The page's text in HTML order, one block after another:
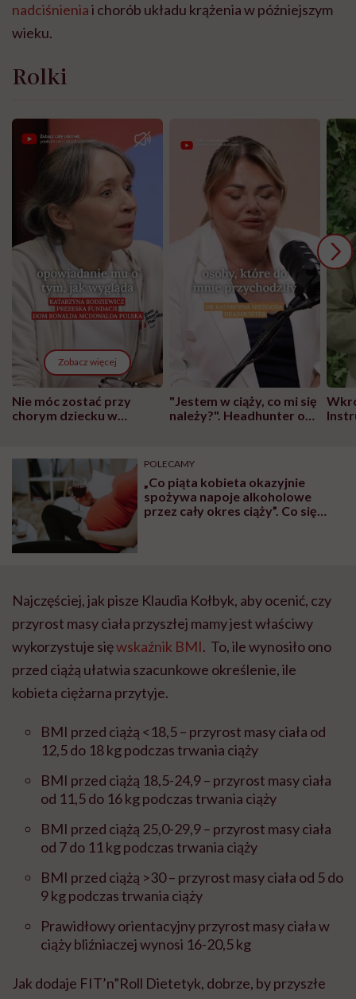
nadciśnieniai chorób układu krążenia w późniejszym
wieku.
Rolki
Zobacz więcej
Nie móc zostać przy
chorym dziecku w
może chyba tylko
głupota i brak
wyobraźni"
"Jestem w ciąży, co mi się
należy?". Headhunter o
pracy
POLECAMY
„Co piąta kobieta okazyjnie
spożywa napoje alkoholowe
przez cały okres ciąży”. Co się
Najczęściej, jak pisze Klaudia Kołbyk, aby ocenić, czy
przyrost masy ciała przyszłej mamy jest właściwy
wykorzystuje sięwskaźnik BMI. To, ile wynosiło ono
przed ciążą ułatwia szacunkowe określenie, ile
kobieta ciężarna przytyje.
BMI przed ciążą <18,5 – przyrost masy ciała od
12,5 do 18 kg podczas trwania ciąży
BMI przed ciążą 18,5-24,9 – przyrost masy ciała
od 11,5 do 16 kg podczas trwania ciąży
BMI przed ciążą 25,0-29,9 – przyrost masy ciała
od 7 do 11 kg podczas trwania ciąży
BMI przed ciążą >30 – przyrost masy ciała od 5 do
9 kg podczas trwania ciąży
Prawidłowy orientacyjny przyrost masy ciała w
ciąży bliźniaczej wynosi 16-20,5 kg
Jak dodaje FIT’n”Roll Dietetyk, dobrze, by przyszłe